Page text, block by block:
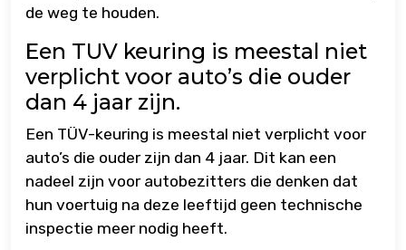
de weg te houden.
Een TUV keuring is meestal niet
verplicht voor auto’s die ouder
dan 4 jaar zijn.
Een TÜV-keuring is meestal niet verplicht voor
auto’s die ouder zijn dan 4 jaar. Dit kan een
nadeel zijn voor autobezitters die denken dat
hun voertuig na deze leeftijd geen technische
inspectie meer nodig heeft.